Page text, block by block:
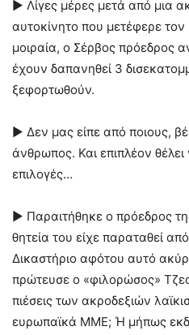
► Λίγες μέρες μετά από μια
αυτοκίνητο που μετέφερε τον
μοιραία, ο Σέρβος πρόεδρος
έχουν δαπανηθεί 3
ξεφορτωθούν.
► Δεν μας είπε από ποιους,
άνθρωπος. Και επιπλέον
επιλογές…
► Παραιτήθηκε ο πρόεδρος
θητεία του είχε παραταθεί
Δικαστήριο αφότου αυτό
πρώτευσε ο «φιλορώσος»
πιέσεις των ακροδεξιών
ευρωπαϊκά ΜΜΕ; Ή μήπως